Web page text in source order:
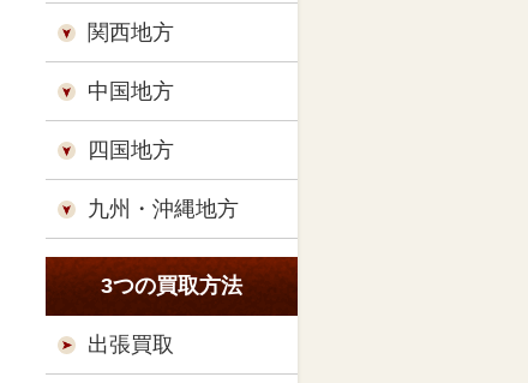
関西地方
中国地方
四国地方
九州・沖縄地方
3つの買取方法
出張買取